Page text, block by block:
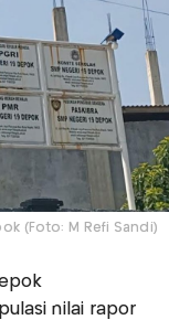
(Foto: M Refi Sandi)
nilai rapor